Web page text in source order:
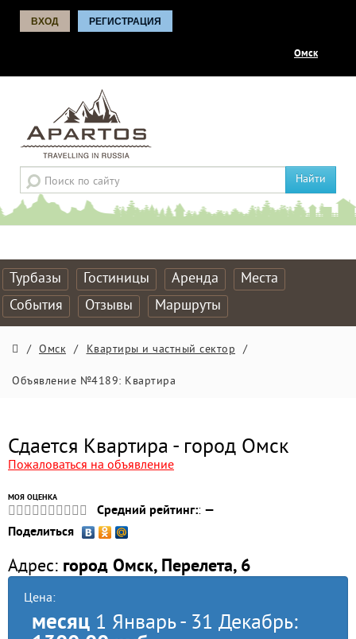
ВХОД РЕГИСТРАЦИЯ
Омск
Найти
Турбазы Гостиницы Аренда
Места
События
Отзывы Маршруты
/ Омск / Квартиры и частный сектор /
Объявление №4189: Квартира
Сдается Квартира - город Омск
Пожаловаться на объявление
МОЯ ОЦЕНКА
Средний рейтинг:: —
Поделиться
Адрес: город Омск, Перелета, 6
Цена:
месяц 1 Январь - 31 Декабрь: